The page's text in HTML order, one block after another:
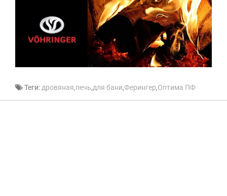
Теги:дровяная,печь,для бани,Ферингер,Оптима ПФ